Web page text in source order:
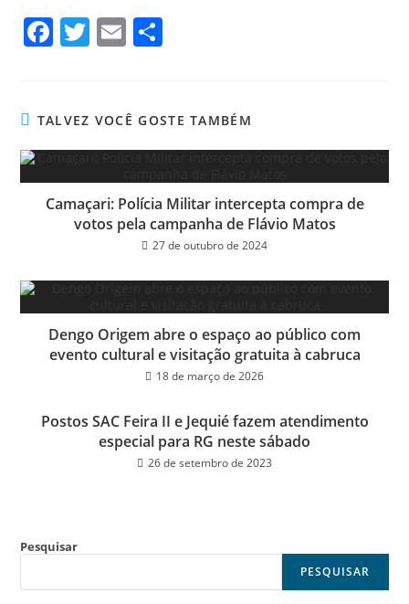
Fa
ok
T
er
E
TALVEZ VOCÊ GOSTE TAMBÉM
Camaçari: Polícia Militar intercepta compra de
votos pela campanha de Flávio Matos
27 de outubro de 2024
Dengo Origem abre o espaço ao público com
evento cultural e visitação gratuita à cabruca
18 de março de 2026
Postos SAC Feira II e Jequié fazem atendimento
especial para RG neste sábado
26 de setembro de 2023
Pesquisar
PESQUISAR